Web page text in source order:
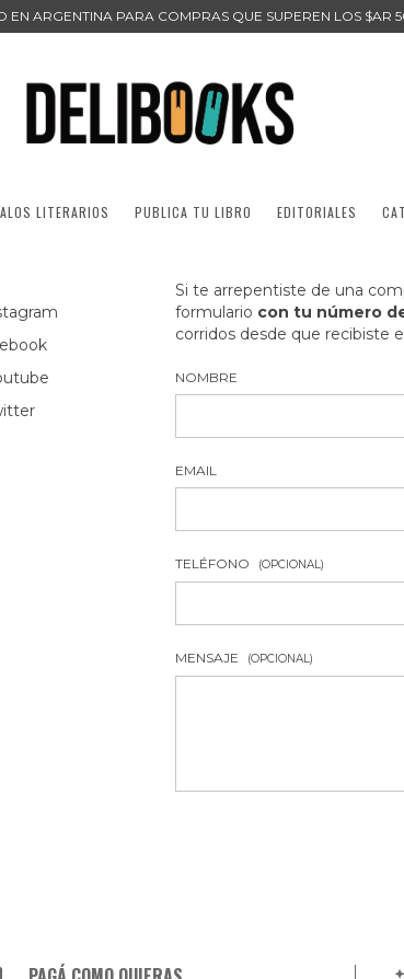
EN ARGENTINA PARA COMPRAS QUE SUPEREN LOS $AR
LITERARIOS PUBLICA TU LIBRO EDITORIALES
Si te arrepentiste de una
formulario con tu número
corridos desde que recibiste
NOMBRE
EMAIL
TELÉFONO (OPCIONAL)
MENSAJE (OPCIONAL)